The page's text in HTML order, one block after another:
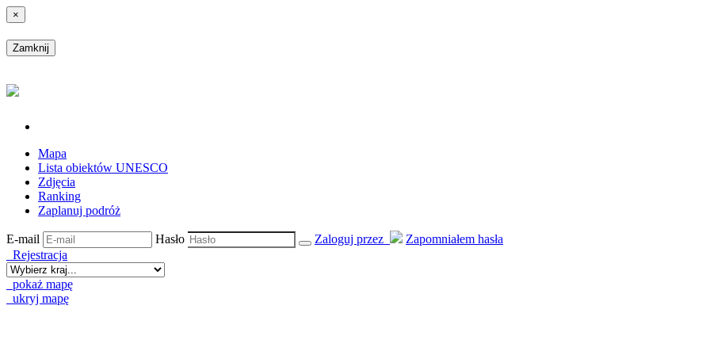
×
Zamknij
Mapa
Lista obiektów UNESCO
Zdjęcia
Ranking
Zaplanuj podróż
E-mail Hasło Zaloguj przez
Zapomniałem hasła
Rejestracja
pokaż mapę
ukryj mapę